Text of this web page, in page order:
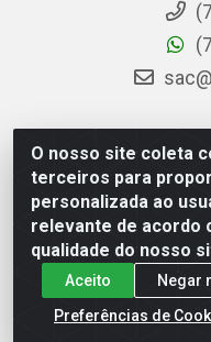
O nosso site coleta
terceiros para
personalizada ao
relevante de acordo
qualidade do nosso
Aceito
Negar
Preferências de
Mercante
Feira de